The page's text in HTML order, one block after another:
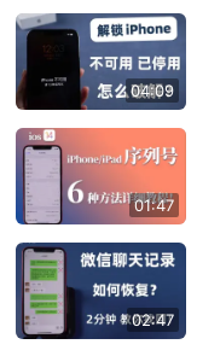
04:09
01:47
02:47